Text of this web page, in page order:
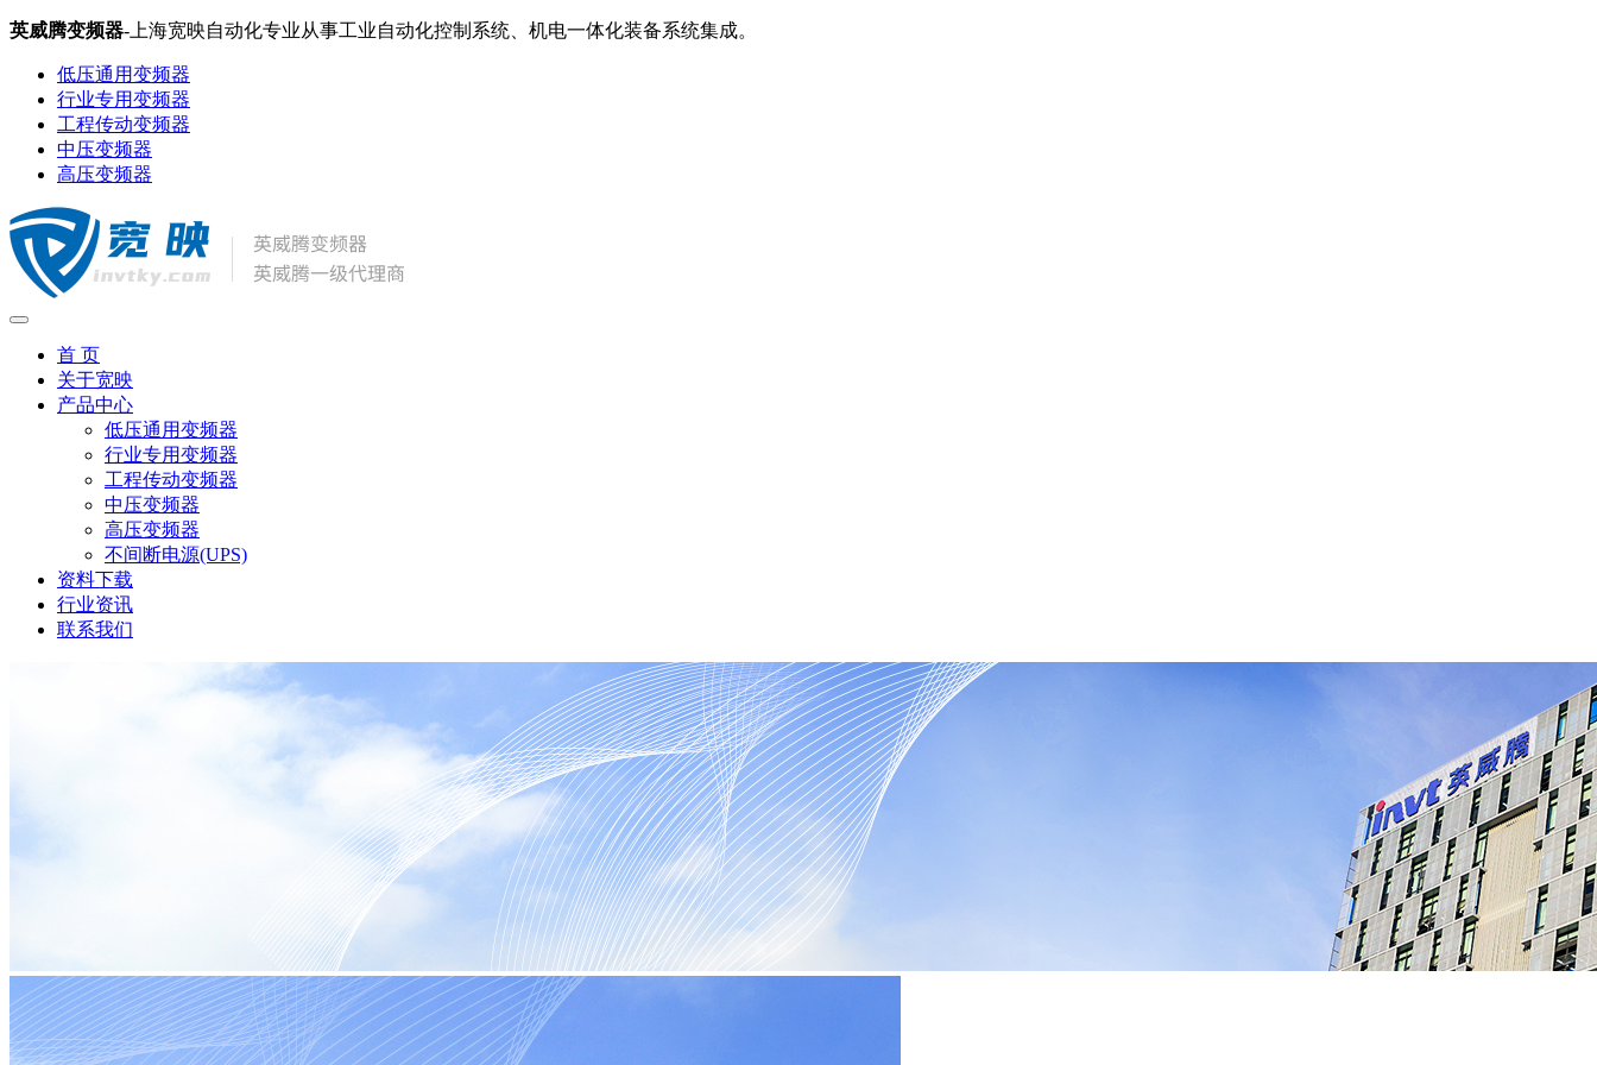
英威腾变频器-上海宽映自动化专业从事工业自动化控制系统、机电一体化装备系统集成。
低压通用变频器
行业专用变频器
工程传动变频器
中压变频器
高压变频器
首 页
关于宽映
产品中心
低压通用变频器
行业专用变频器
工程传动变频器
中压变频器
高压变频器
不间断电源(UPS)
资料下载
行业资讯
联系我们